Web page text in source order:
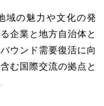
の魅力や文化の発
企業と地方自治体と
ウンド需要復活に向
む国際交流の拠点と